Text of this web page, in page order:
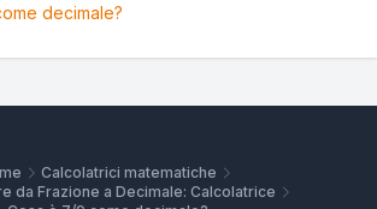
decimale?
Calcolatrici matematiche
da Frazione a Decimale: Calcolatrice